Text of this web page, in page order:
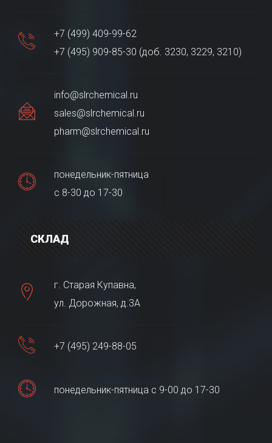
+7 (499) 409-99-62
+7 (495) 909-85-30 (доб. 3230, 3229, 3210)
info@slrchemical.ru
sales@slrchemical.ru
pharm@slrchemical.ru
понедельник-пятница
с 8-30 до 17-30
СКЛАД
г. Старая Купавна,
ул. Дорожная, д.3А
+7 (495) 249-88-05
понедельник-пятница с 9-00 до 17-30